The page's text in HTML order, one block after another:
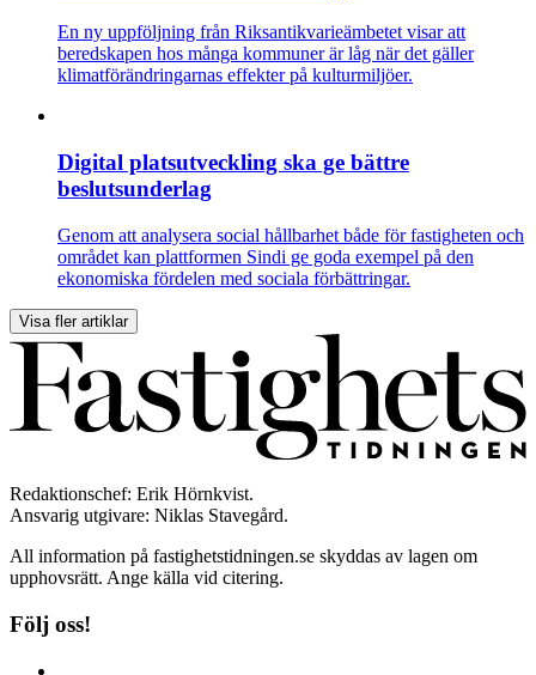
En ny uppföljning från Riksantikvarieämbetet visar att
beredskapen hos många kommuner är låg när det gäller
klimatförändringarnas effekter på kulturmiljöer.
Digital platsutveckling ska ge bättre
beslutsunderlag
Genom att analysera social hållbarhet både för fastigheten och
området kan plattformen Sindi ge goda exempel på den
ekonomiska fördelen med sociala förbättringar.
Visa fler artiklar
Redaktionschef: Erik Hörnkvist.
Ansvarig utgivare: Niklas Stavegård.
All information på fastighetstidningen.se skyddas av lagen om
upphovsrätt. Ange källa vid citering.
Följ oss!